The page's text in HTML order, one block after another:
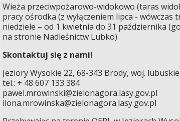
Wieża przeciwpożarowo-widokowo (taras
pracy ośrodka (z wyłączeniem lipca -
niedziele – od 1 kwietnia do 31 października
na stronie Nadleśnictw Lubko).
Skontaktuj się z nami!
Jeziory Wysokie 22, 68-343 Brody, woj. lubuskie
tel.: + 48 607 133 384
pawel.mrowinski@zielonagora.lasy.gov.pl
ilona.mrowinska@zielonagora.lasy.gov.pl